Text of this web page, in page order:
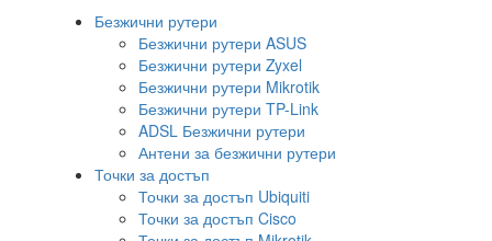
Безжични рутери
Безжични рутери ASUS
Безжични рутери Zyxel
Безжични рутери Mikrotik
Безжични рутери TP-Link
ADSL Безжични рутери
Антени за безжични рутери
Точки за достъп
Точки за достъп Ubiquiti
Точки за достъп Cisco